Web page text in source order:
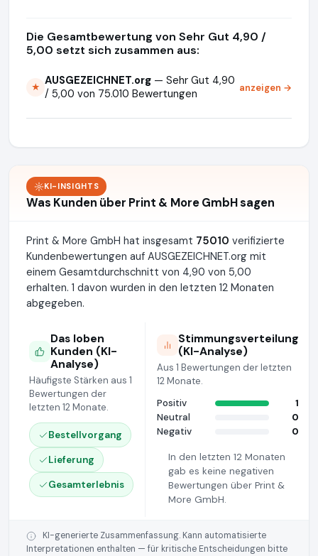
Die Gesamtbewertung von Sehr Gut 4,90 /
5,00 setzt sich zusammen aus:
★ AUSGEZEICHNET.org — Sehr Gut 4,90
/ 5,00 von 75.010 Bewertungen
anzeigen →
KI-INSIGHTS
Was Kunden über Print & More GmbH sagen
Print & More GmbH hat insgesamt 75010 verifizierte
Kundenbewertungen auf AUSGEZEICHNET.org mit
einem Gesamtdurchschnitt von 4,90 von 5,00
erhalten. 1 davon wurden in den letzten 12 Monaten
abgegeben.
Das loben
Kunden (KI-
Analyse)
Häufigste Stärken aus 1
Bewertungen der
letzten 12 Monate.
Bestellvorgang
Lieferung
Gesamterlebnis
Stimmungsverteilung
(KI-Analyse)
Aus 1 Bewertungen der letzten
12 Monate.
Positiv
1
Neutral
0
Negativ
0
In den letzten 12 Monaten
gab es keine negativen
Bewertungen über Print &
More GmbH.
KI-generierte Zusammenfassung. Kann automatisierte
Interpretationen enthalten — für kritische Entscheidungen bitte